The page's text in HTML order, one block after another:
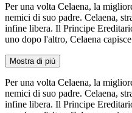
Per una volta Celaena, la
nemici di suo padre. Celaena,
infine libera. Il Principe
uno dopo l'altro, Celaena
Mostra di più
Per una volta Celaena, la
nemici di suo padre. Celaena,
infine libera. Il Principe